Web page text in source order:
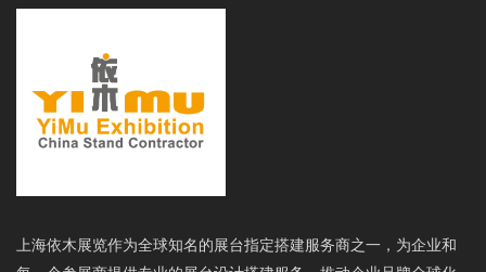
上海依木展览作为全球知名的展台指定搭建服务商之一，为企业和